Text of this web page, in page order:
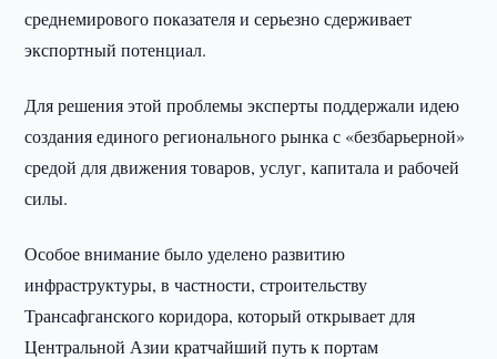
среднемирового показателя и серьезно сдерживает
экспортный потенциал.
Для решения этой проблемы эксперты поддержали идею
создания единого регионального рынка с «безбарьерной»
средой для движения товаров, услуг, капитала и рабочей
силы.
Особое внимание было уделено развитию
инфраструктуры, в частности, строительству
Трансафганского коридора, который открывает для
Центральной Азии кратчайший путь к портам